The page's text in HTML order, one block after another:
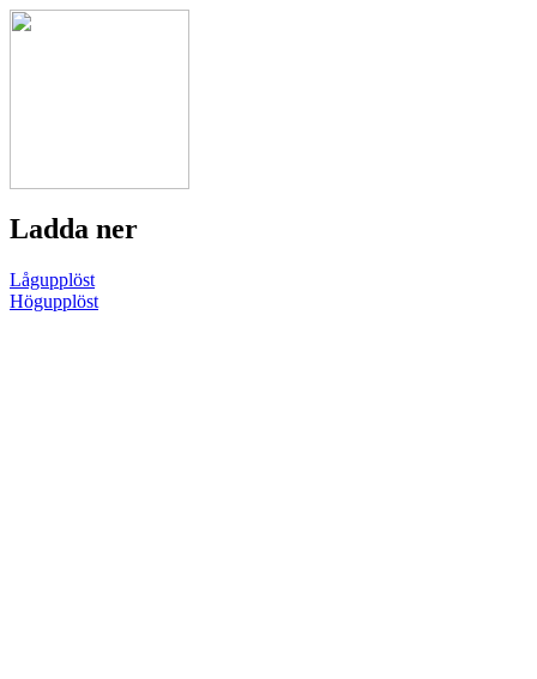
Ladda ner
Lågupplöst
Högupplöst